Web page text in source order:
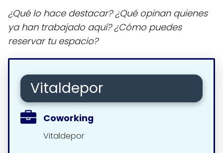
¿Qué lo hace destacar? ¿Qué opinan quienes
ya han trabajado aquí? ¿Cómo puedes
reservar tu espacio?
Vitaldepor
Coworking
Vitaldepor